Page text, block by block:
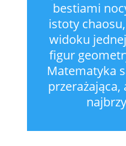
bestiami
istoty
widoku
figur
Matematyka